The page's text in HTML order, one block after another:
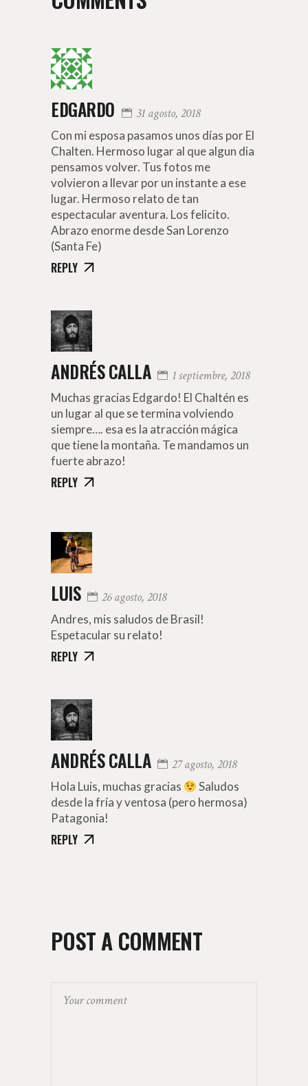
EDGARDO 31 agosto, 2018
Con mi esposa pasamos unos días por El
Chalten. Hermoso lugar al que algun dia
pensamos volver. Tus fotos me
volvieron a llevar por un instante a ese
lugar. Hermoso relato de tan
espectacular aventura. Los felicito.
Abrazo enorme desde San Lorenzo
(Santa Fe)
REPLY
ANDRÉS CALLA 1 septiembre, 2018
Muchas gracias Edgardo! El Chaltén es
un lugar al que se termina volviendo
siempre…. esa es la atracción mágica
que tiene la montaña. Te mandamos un
fuerte abrazo!
REPLY
LUIS 26 agosto, 2018
Andres, mis saludos de Brasil!
Espetacular su relato!
REPLY
ANDRÉS CALLA 27 agosto, 2018
Hola Luis, muchas gracias
Saludos
desde la fría y ventosa (pero hermosa)
Patagonia!
REPLY
POST A COMMENT